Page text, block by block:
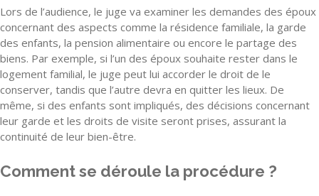
Lors de l’audience, le juge va examiner les demandes des époux
concernant des aspects comme la résidence familiale, la garde
des enfants, la pension alimentaire ou encore le partage des
biens. Par exemple, si l’un des époux souhaite rester dans le
logement familial, le juge peut lui accorder le droit de le
conserver, tandis que l’autre devra en quitter les lieux. De
même, si des enfants sont impliqués, des décisions concernant
leur garde et les droits de visite seront prises, assurant la
continuité de leur bien-être.
Comment se déroule la procédure ?